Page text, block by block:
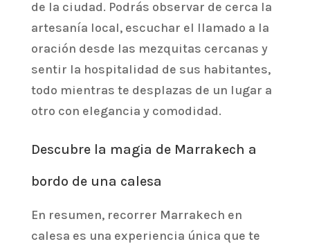
de la ciudad. Podrás observar de cerca la
artesanía local, escuchar el llamado a la
oración desde las mezquitas cercanas y
sentir la hospitalidad de sus habitantes,
todo mientras te desplazas de un lugar a
otro con elegancia y comodidad.
Descubre la magia de Marrakech a
bordo de una calesa
En resumen, recorrer Marrakech en
calesa es una experiencia única que te